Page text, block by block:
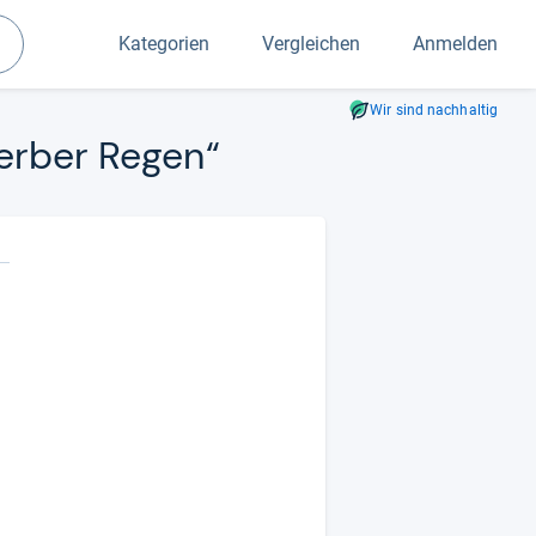
Kategorien Vergleichen Anmelden
Wir sind nachhaltig
Regen“